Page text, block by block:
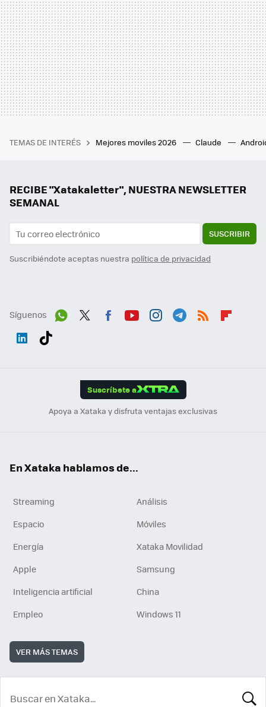
TEMAS DE INTERÉS Mejores moviles 2026 Claude
RECIBE "Xatakaletter", NUESTRA NEWSLETTER
SEMANAL
SUSCRIBIR
Suscribiéndote aceptas nuestra política de privacidad
Síguenos
Suscríbete a
Apoya a Xataka y disfruta ventajas exclusivas
En Xataka hablamos de...
Streaming
Análisis
Espacio
Móviles
Energía
Xataka Movilidad
Apple
Samsung
Inteligencia artificial
China
Empleo
Windows 11
VER MÁS TEMAS